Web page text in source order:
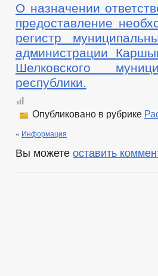
О назначении
предоставление
регистр
администрации
Шелковского
республики.
Опубликовано в рубрике
« Информация
Вы можете оставить